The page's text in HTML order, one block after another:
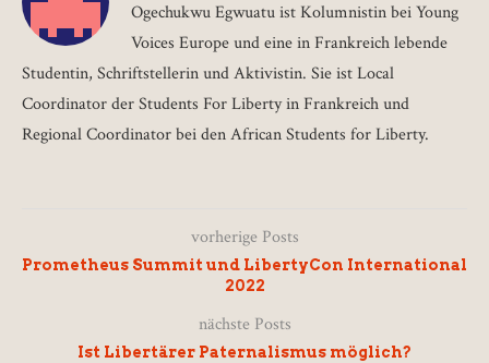
Ogechukwu Egwuatu ist Kolumnistin bei Young
Voices Europe und eine in Frankreich lebende
Studentin, Schriftstellerin und Aktivistin. Sie ist Local
Coordinator der Students For Liberty in Frankreich und
Regional Coordinator bei den African Students for Liberty.
vorherige Posts
Prometheus Summit und LibertyCon International
2022
nächste Posts
Ist Libertärer Paternalismus möglich?